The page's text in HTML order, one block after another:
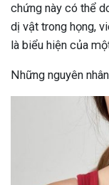
chứng này có thể
dị vật trong họng,
là biểu hiện của
Những nguyên